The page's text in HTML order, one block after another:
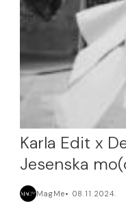
Karla Edit x
Jesenska
MagMe 08.11.2024.